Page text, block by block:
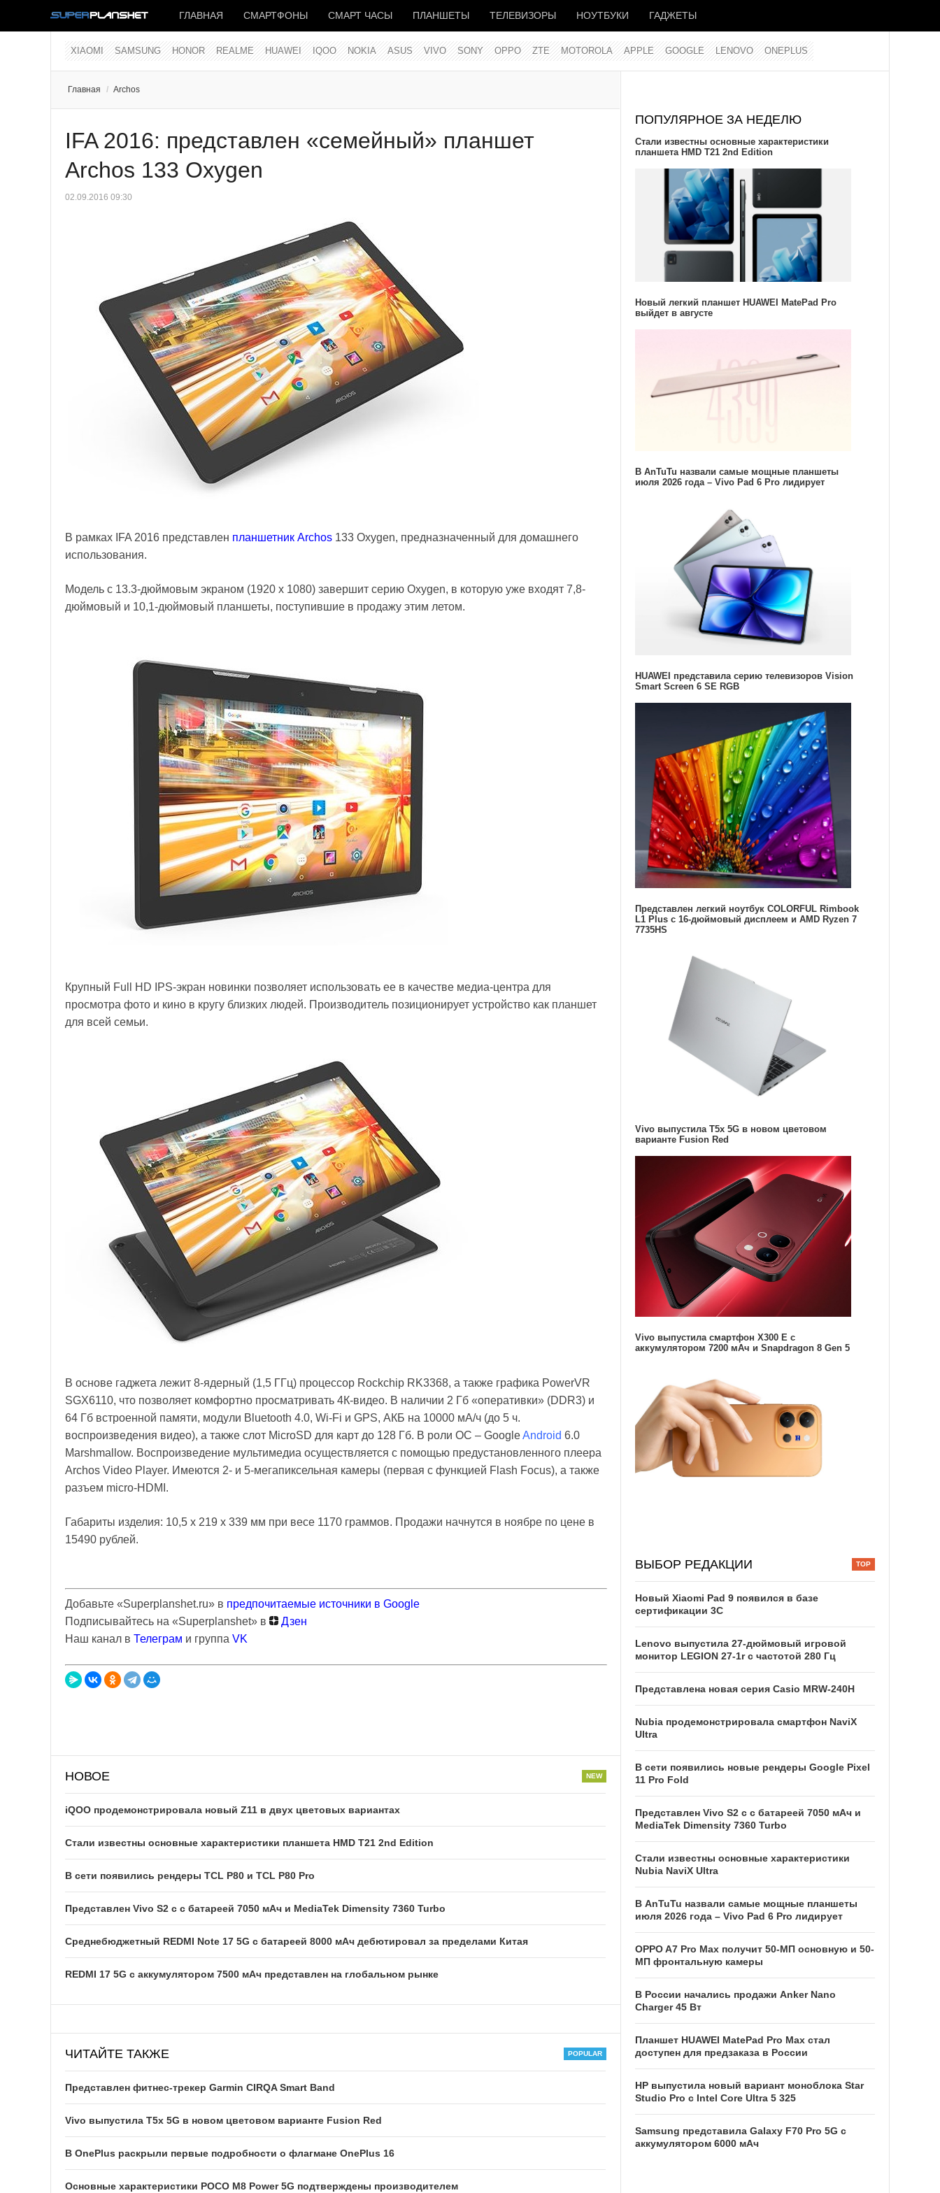
ГЛАВНАЯ СМАРТФОНЫ СМАРТ ЧАСЫ ПЛАНШЕТЫ ТЕЛЕВИЗОРЫ НОУТБУКИ ГАДЖЕТЫ
XIAOMI SAMSUNG HONOR REALME HUAWEI IQOO NOKIA ASUS VIVO SONY OPPO ZTE MOTOROLA APPLE GOOGLE LENOVO ONEPLUS
Главная / Archos
IFA 2016: представлен «семейный» планшет
Archos 133 Oxygen
02.09.2016 09:30
В рамках IFA 2016 представлен планшетник Archos 133 Oxygen, предназначенный для домашнего
использования.
Модель с 13.3-дюймовым экраном (1920 x 1080) завершит серию Oxygen, в которую уже входят 7,8-
дюймовый и 10,1-дюймовый планшеты, поступившие в продажу этим летом.
Крупный Full HD IPS-экран новинки позволяет использовать ее в качестве медиа-центра для
просмотра фото и кино в кругу близких людей. Производитель позиционирует устройство как планшет
для всей семьи.
В основе гаджета лежит 8-ядерный (1,5 ГГц) процессор Rockchip RK3368, а также графика PowerVR
SGX6110, что позволяет комфортно просматривать 4К-видео. В наличии 2 Гб «оперативки» (DDR3) и
64 Гб встроенной памяти, модули Bluetooth 4.0, Wi-Fi и GPS, АКБ на 10000 мА/ч (до 5 ч.
воспроизведения видео), а также слот MicroSD для карт до 128 Гб. В роли ОС – GoogleAndroid 6.0
Marshmallow. Воспроизведение мультимедиа осуществляется с помощью предустановленного плеера
Archos Video Player. Имеются 2- и 5-мегапиксельная камеры (первая с функцией Flash Focus), а также
разъем micro-HDMI.
Габариты изделия: 10,5 x 219 x 339 мм при весе 1170 граммов. Продажи начнутся в ноябре по цене в
15490 рублей.
Добавьте «Superplanshet.ru» в предпочитаемые источники в Google
Подписывайтесь на «Superplanshet» в
Дзен
Наш канал в Телеграм и группа VK
НОВОЕ
iQOO продемонстрировала новый Z11 в двух цветовых вариантах
Стали известны основные характеристики планшета HMD T21 2nd Edition
В сети появились рендеры TCL P80 и TCL P80 Pro
Представлен Vivo S2 с с батареей 7050 мАч и MediaTek Dimensity 7360 Turbo
Среднебюджетный REDMI Note 17 5G с батареей 8000 мАч дебютировал за пределами Китая
REDMI 17 5G c аккумулятором 7500 мАч представлен на глобальном рынке
ЧИТАЙТЕ ТАКЖЕ
Представлен фитнес-трекер Garmin CIRQA Smart Band
Vivo выпустила T5x 5G в новом цветовом варианте Fusion Red
В OnePlus раскрыли первые подробности о флагмане OnePlus 16
Основные характеристики POCO M8 Power 5G подтверждены производителем
ПОПУЛЯРНОЕ ЗА НЕДЕЛЮ
Стали известны основные характеристики
планшета HMD T21 2nd Edition
Новый легкий планшет HUAWEI MatePad Pro
выйдет в августе
В AnTuTu назвали самые мощные планшеты
июля 2026 года – Vivo Pad 6 Pro лидирует
HUAWEI представила серию телевизоров Vision
Smart Screen 6 SE RGB
Представлен легкий ноутбук COLORFUL Rimbook
L1 Plus с 16-дюймовый дисплеем и AMD Ryzen 7
7735HS
Vivo выпустила T5x 5G в новом цветовом
варианте Fusion Red
Vivo выпустила смартфон X300 E с
аккумулятором 7200 мАч и Snapdragon 8 Gen 5
ВЫБОР РЕДАКЦИИ
Новый Xiaomi Pad 9 появился в базе
сертификации 3C
Lenovo выпустила 27-дюймовый игровой
монитор LEGION 27-1r с частотой 280 Гц
Представлена новая серия Casio MRW-240H
Nubia продемонстрировала смартфон NaviX
Ultra
В сети появились новые рендеры Google Pixel
11 Pro Fold
Представлен Vivo S2 с с батареей 7050 мАч и
MediaTek Dimensity 7360 Turbo
Стали известны основные характеристики
Nubia NaviX Ultra
В AnTuTu назвали самые мощные планшеты
июля 2026 года – Vivo Pad 6 Pro лидирует
OPPO A7 Pro Max получит 50-МП основную и 50-
МП фронтальную камеры
В России начались продажи Anker Nano
Charger 45 Вт
Планшет HUAWEI MatePad Pro Max стал
доступен для предзаказа в России
HP выпустила новый вариант моноблока Star
Studio Pro с Intel Core Ultra 5 325
Samsung представила Galaxy F70 Pro 5G с
аккумулятором 6000 мАч